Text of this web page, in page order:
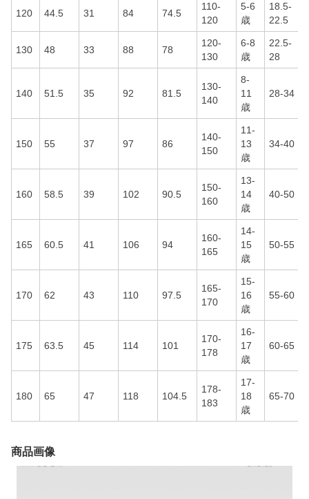
120 44.5 31 84 74.5
110-
120
5-6
歳
18.5-
22.5
130 48 33 88 78
120-
130
6-8
歳
22.5-
28
140 51.5 35 92 81.5
130-
140
8-
11
歳
28-34
150 55 37 97 86
140-
150
11-
13
歳
34-40
160 58.5 39 102 90.5
150-
160
13-
14
歳
40-50
165 60.5 41 106 94
160-
165
14-
15
歳
50-55
170 62 43 110 97.5
165-
170
15-
16
歳
55-60
175 63.5 45 114 101
170-
178
16-
17
歳
60-65
180 65 47 118 104.5
178-
183
17-
18
歳
65-70
商品画像